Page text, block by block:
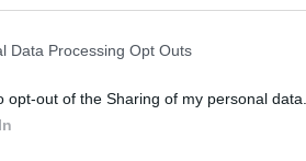
Data Processing Opt Outs
opt-out of the Sharing of my personal data.